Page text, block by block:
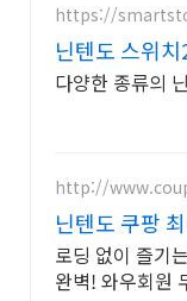
https://
닌텐도 스위
다양한 종류의
http://
닌텐도 쿠팡
로딩 없이 즐기
완벽! 와우회원